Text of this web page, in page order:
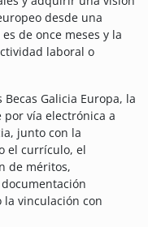
desde una
de once meses y la
laboral o
Galicia Europa, la
vía electrónica a
junto con la
el currículo, el
de méritos,
vinculación con